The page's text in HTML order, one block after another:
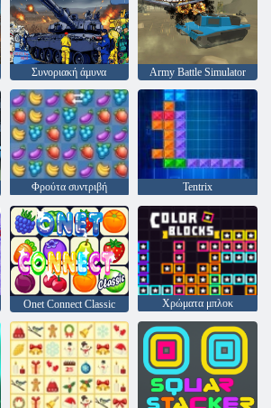
Συνοριακή άμυνα Army Battle Simulator
Φρούτα συντριβή Tentrix
Onet Connect Classic Χρώματα μπλοκ